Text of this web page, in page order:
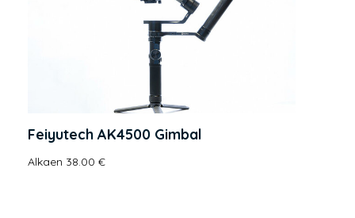
Feiyutech AK4500 Gimbal
Alkaen 38.00 €